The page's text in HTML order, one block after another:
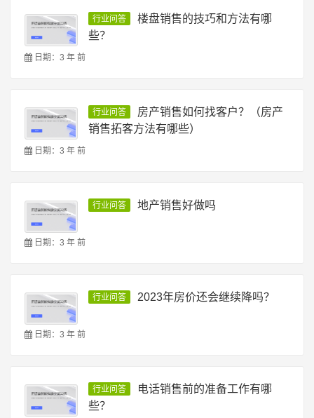
行业问答
楼盘销售的技巧和方法有哪
些？
日期：3 年 前
行业问答
房产销售如何找客户？（房产
销售拓客方法有哪些）
日期：3 年 前
行业问答 地产销售好做吗
日期：3 年 前
行业问答 2023年房价还会继续降吗？
日期：3 年 前
行业问答
电话销售前的准备工作有哪
些？